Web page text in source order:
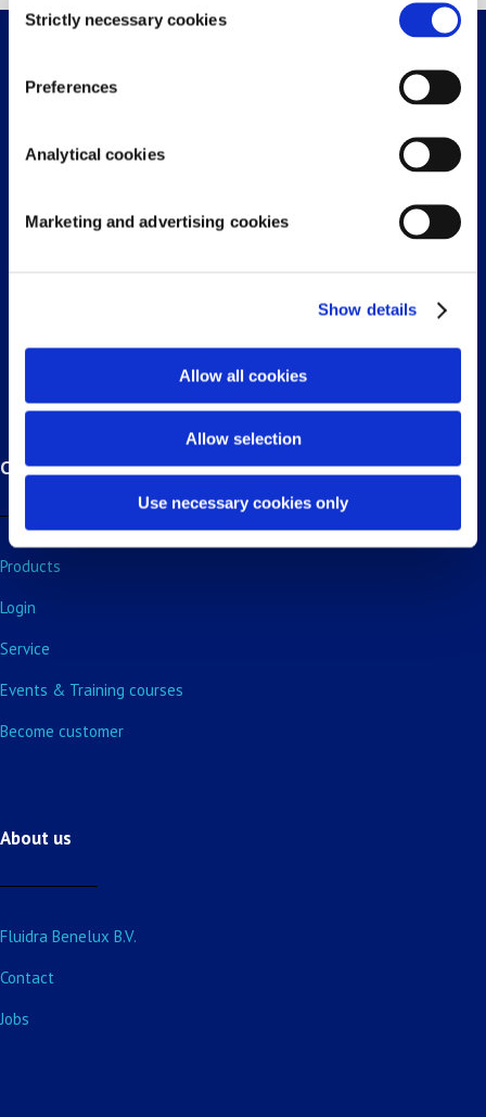
Selection
Strictly necessary cookies
Preferences
Analytical cookies
Marketing and advertising cookies
Show details
Allow all cookies
Allow selection
Use necessary cookies only
Customers
Products
Login
Service
Events & Training courses
Become customer
About us
Fluidra Benelux B.V.
Contact
Jobs